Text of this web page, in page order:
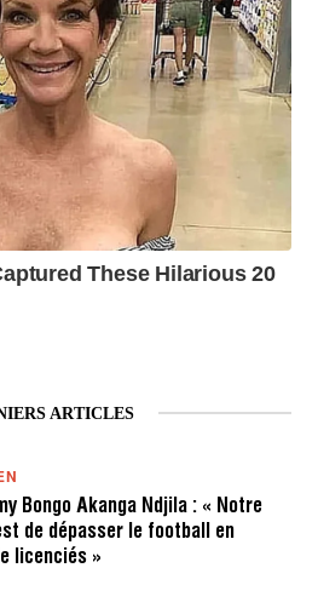
ARTICLES
Bongo Akanga Ndjila : « Notre
de dépasser le football en
licenciés »